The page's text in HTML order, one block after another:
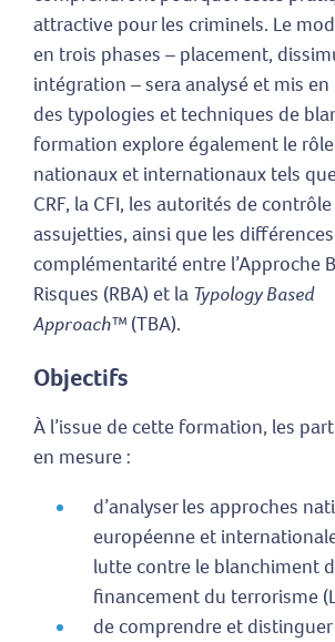
attractive pour les criminels. Le
en trois phases – placement,
intégration – sera analysé et mis
des typologies et techniques de
formation explore également le
nationaux et internationaux tels
CRF, la CFI, les autorités de
assujetties, ainsi que les
complémentarité entre l’Approche
Risques (RBA) et la Typology Based
Approach™ (TBA).
Objectifs
À l’issue de cette formation, les
en mesure :
d’analyser les approches
européenne et
lutte contre le blanchiment
financement du terrorisme
de comprendre et